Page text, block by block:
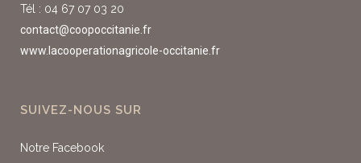
Tél : 04 67 07 03 20
contact@coopoccitanie.fr
www.lacooperationagricole-occitanie.fr
SUIVEZ-NOUS SUR
Notre Facebook